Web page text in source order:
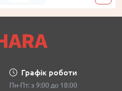
Графік роботи
Пн-Пт: з 9:00 до 18:00